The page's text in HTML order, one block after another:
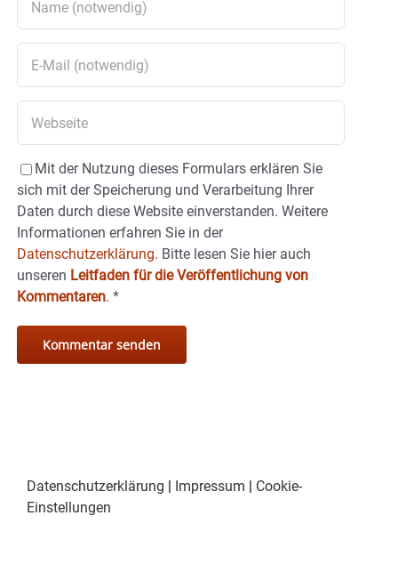
Mit der Nutzung dieses Formulars erklären Sie
sich mit der Speicherung und Verarbeitung Ihrer
Daten durch diese Website einverstanden. Weitere
Informationen erfahren Sie in der
Datenschutzerklärung. Bitte lesen Sie hier auch
unseren Leitfaden für die Veröffentlichung von
Kommentaren. *
Datenschutzerklärung | Impressum | Cookie-
Einstellungen